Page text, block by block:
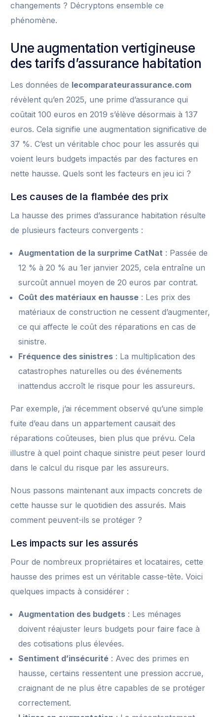
changements ? Décryptons ensemble ce
phénomène.
Une augmentation vertigineuse
des tarifs d’assurance habitation
Les données de lecomparateurassurance.com
révèlent qu’en 2025, une prime d’assurance qui
coûtait 100 euros en 2019 s’élève désormais à 137
euros. Cela signifie une augmentation significative de
37 %. C’est un véritable choc pour les assurés qui
voient leurs budgets impactés par des factures en
nette hausse. Quels sont les facteurs en jeu ici ?
Les causes de la flambée des prix
La hausse des primes d’assurance habitation résulte
de plusieurs facteurs convergents :
Augmentation de la surprime CatNat : Passée de
12 % à 20 % au 1er janvier 2025, cela entraîne un
surcoût annuel moyen de 20 euros par contrat.
Coût des matériaux en hausse : Les prix des
matériaux de construction ne cessent d’augmenter,
ce qui affecte le coût des réparations en cas de
sinistre.
Fréquence des sinistres : La multiplication des
catastrophes naturelles ou des événements
inattendus accroît le risque pour les assureurs.
Par exemple, j’ai récemment observé qu’une simple
fuite d’eau dans un appartement causait des
réparations coûteuses, bien plus que prévu. Cela
illustre à quel point chaque sinistre peut peser lourd
dans le calcul du risque par les assureurs.
Nous passons maintenant aux impacts concrets de
cette hausse sur le quotidien des assurés. Mais
comment peuvent-ils se protéger ?
Les impacts sur les assurés
Pour de nombreux propriétaires et locataires, cette
hausse des primes est un véritable casse-tête. Voici
quelques impacts à considérer :
Augmentation des budgets : Les ménages
doivent réajuster leurs budgets pour faire face à
des cotisations plus élevées.
Sentiment d’insécurité : Avec des primes en
hausse, certains ressentent une pression accrue,
craignant de ne plus être capables de se protéger
correctement.